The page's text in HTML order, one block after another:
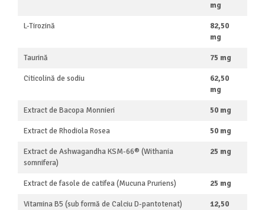
mg
L-Tirozină
82,50
mg
Taurină 75 mg
Citicolină de sodiu
62,50
mg
Extract de Bacopa Monnieri 50 mg
Extract de Rhodiola Rosea 50 mg
Extract de Ashwagandha KSM-66® (Withania
somnifera)
25 mg
Extract de fasole de catifea (Mucuna Pruriens) 25 mg
Vitamina B5 (sub formă de Calciu D-pantotenat)
12,50